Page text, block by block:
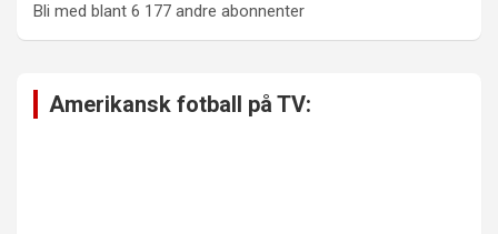
Bli med blant 6 177 andre abonnenter
Amerikansk fotball på TV: